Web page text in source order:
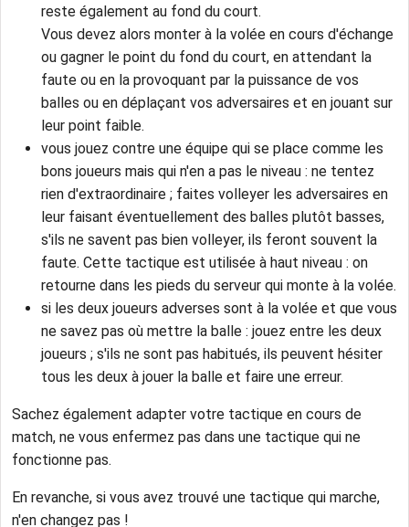
reste également au fond du court.
Vous devez alors monter à la volée en cours d'échange
ou gagner le point du fond du court, en attendant la
faute ou en la provoquant par la puissance de vos
balles ou en déplaçant vos adversaires et en jouant sur
leur point faible.
vous jouez contre une équipe qui se place comme les
bons joueurs mais qui n'en a pas le niveau : ne tentez
rien d'extraordinaire ; faites volleyer les adversaires en
leur faisant éventuellement des balles plutôt basses,
s'ils ne savent pas bien volleyer, ils feront souvent la
faute. Cette tactique est utilisée à haut niveau : on
retourne dans les pieds du serveur qui monte à la volée.
si les deux joueurs adverses sont à la volée et que vous
ne savez pas où mettre la balle : jouez entre les deux
joueurs ; s'ils ne sont pas habitués, ils peuvent hésiter
tous les deux à jouer la balle et faire une erreur.
Sachez également adapter votre tactique en cours de
match, ne vous enfermez pas dans une tactique qui ne
fonctionne pas.
En revanche, si vous avez trouvé une tactique qui marche,
n'en changez pas !